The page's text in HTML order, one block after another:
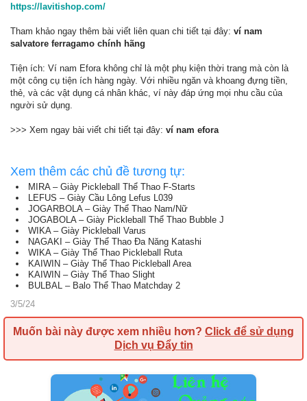
https://lavitishop.com/
Tham khảo ngay thêm bài viết liên quan chi tiết tại đây: ví nam
salvatore ferragamo chính hãng
Tiện ích: Ví nam Efora không chỉ là một phụ kiện thời trang mà còn là
một công cụ tiện ích hàng ngày. Với nhiều ngăn và khoang đựng tiền,
thẻ, và các vật dụng cá nhân khác, ví này đáp ứng mọi nhu cầu của
người sử dụng.
>>> Xem ngay bài viết chi tiết tại đây: ví nam efora
Xem thêm các chủ đề tương tự:
MIRA – Giày Pickleball Thể Thao F-Starts
LEFUS – Giày Cầu Lông Lefus L039
JOGARBOLA – Giày Thể Thao Nam/Nữ
JOGABOLA – Giày Pickleball Thể Thao Bubble J
WIKA – Giày Pickleball Varus
NAGAKI – Giày Thể Thao Đa Năng Katashi
WIKA – Giày Thể Thao Pickleball Ruta
KAIWIN – Giày Thể Thao Pickleball Area
KAIWIN – Giày Thể Thao Slight
BULBAL – Balo Thể Thao Matchday 2
3/5/24
Muốn bài này được xem nhiều hơn? Click để sử dụng
Dịch vụ Đẩy tin